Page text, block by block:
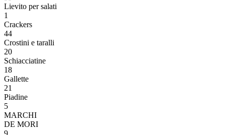
Lievito per salati
1
Crackers
44
Crostini e taralli
20
Schiacciatine
18
Gallette
21
Piadine
5
MARCHI
DE MORI
9